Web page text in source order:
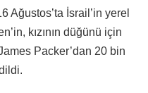
Ağustos’ta İsrail’in yerel
kızının düğünü için
Packer’dan 20 bin